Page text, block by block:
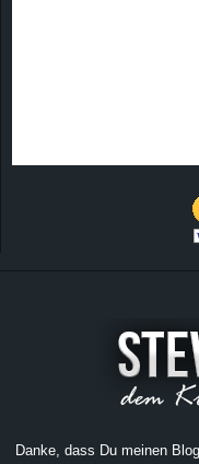
Danke, dass Du meinen